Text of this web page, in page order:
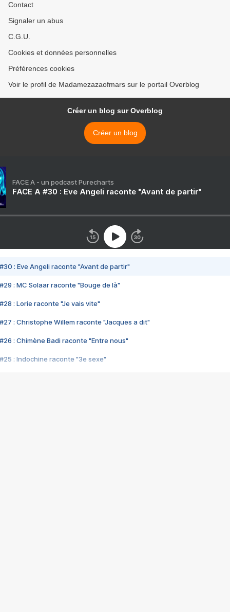
Contact
Signaler un abus
C.G.U.
Cookies et données personnelles
Préférences cookies
Voir le profil de Madamezazaofmars sur le portail Overblog
Créer un blog sur Overblog
Créer un blog
FACE A - un podcast Purecharts
FACE A #30 : Eve Angeli raconte "Avant de partir"
#30 : Eve Angeli raconte "Avant de partir"
#29 : MC Solaar raconte "Bouge de là"
#28 : Lorie raconte "Je vais vite"
#27 : Christophe Willem raconte "Jacques a dit"
#26 : Chimène Badi raconte "Entre nous"
#25 : Indochine raconte "3e sexe"